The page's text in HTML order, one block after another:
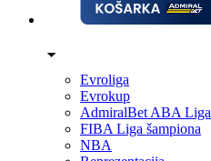
Evroliga
Evrokup
AdmiralBet ABA Liga
FIBA Liga šampiona
NBA